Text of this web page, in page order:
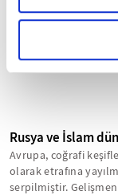
gerçekleştirilen
detaylı bilgi
Rusya ve İslam
Avrupa, coğrafi
olarak etrafına
serpilmiştir.